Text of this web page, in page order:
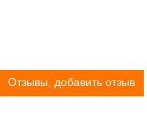
Отзывы, добавить отзыв